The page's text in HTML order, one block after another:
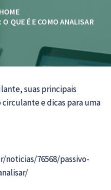
HOME
QUE É E COMO ANALISAR
suas principais
e dicas para uma
noticias/76568/passivo-